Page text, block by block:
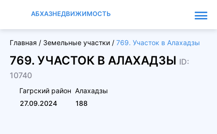
АБХАЗНЕДВИЖИМОСТЬ
Главная / Земельные участки / 769. Участок в Алахадзы
769. УЧАСТОК В АЛАХАДЗЫ ID:
10740
Гагрский район Алахадзы
27.09.2024
188